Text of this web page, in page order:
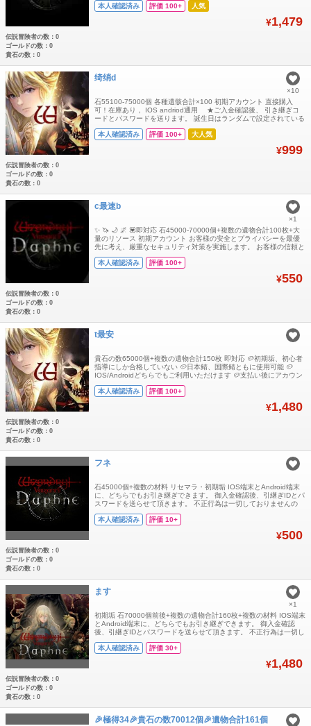
本人確認済み
評価 100+ 人気
¥1,479
伝説冒険者の数：0
ゴールドの数：0
貴石の数：0
绮绡d
石55100-75000個 各種遺骸合計×100 初期アカウント 直接購入
可！在庫あり， IOS andriod通用 ★ご入金確認後、 引き継ぎコ
ードとパスワードを送ります。 誕生日はランダムで設定されている
本人確認済み
評価 100+ 大人気
¥999
×10
伝説冒険者の数：0
ゴールドの数：0
貴石の数：0
c最速b
✨ 🦄 🌙 🌌 💟即対応 石45000-70000個+複数の遺物合計100枚+大
量のリソース 初期アカウント お客様の安全とプライバシーを最優
先に考え、厳重なセキュリティ対策を実施します。 お客様の信頼と
金確認後に引き継ぎ情報をお送り致します。 lockご利用、心よりお
本人確認済み 評価 100+
¥550
×1
伝説冒険者の数：0
ゴールドの数：0
貴石の数：0
t最安
貴石の数65000個+複数の遺物合計150枚 即対応 🥔初期垢、初心者
指導にしか合格していない 🥔日本鲭、国際鲭ともに使用可能 🥔
IOS/Androidどちらでもご利用いただけます 🥔支払い後にアカウン
スの情報をお渡ししま🧡す。 💛在庫は十分にございます。複数購入
本人確認済み 評価 100+
¥1,480
伝説冒険者の数：0
ゴールドの数：0
貴石の数：0
フネ
石45000個+複数の材料 リセマラ・初期垢 IOS端末とAndroid端末
に、どちらでもお引き継ぎできます。 御入金確認後、引継ぎIDとパ
スワードを送らせて頂きます。 不正行為は一切しておりませんの
本人確認済み
評価 10+
¥500
伝説冒険者の数：0
ゴールドの数：0
貴石の数：0
ます
初期垢 石70000個前後+複数の遺物合計160枚+複数の材料 IOS端末
とAndroid端末に、どちらでもお引き継ぎできます。 御入金確認
後、引継ぎIDとパスワードを送らせて頂きます。 不正行為は一切し
了承のほどよろしくお願いいたします
本人確認済み 評価 30+
¥1,480
×1
伝説冒険者の数：0
ゴールドの数：0
貴石の数：0
🎉極得34🎉貴石の数70012個🎉遺物合計161個